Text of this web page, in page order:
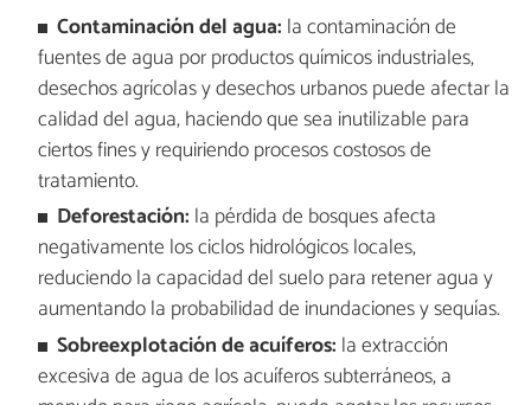
Contaminación del agua: la contaminación de
fuentes de agua por productos químicos industriales,
desechos agrícolas y desechos urbanos puede afectar la
calidad del agua, haciendo que sea inutilizable para
ciertos fines y requiriendo procesos costosos de
tratamiento.
Deforestación: la pérdida de bosques afecta
negativamente los ciclos hidrológicos locales,
reduciendo la capacidad del suelo para retener agua y
aumentando la probabilidad de inundaciones y sequías.
Sobreexplotación de acuíferos: la extracción
excesiva de agua de los acuíferos subterráneos, a